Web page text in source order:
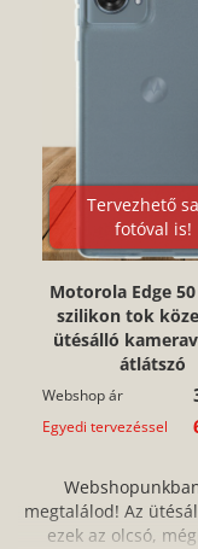
Tervezhető
fotóval is!
Motorola Edge
szilikon tok
ütésálló
átlátszó
Webshop ár
Egyedi tervezéssel
megtalálod! Az
ezek az olcsó,